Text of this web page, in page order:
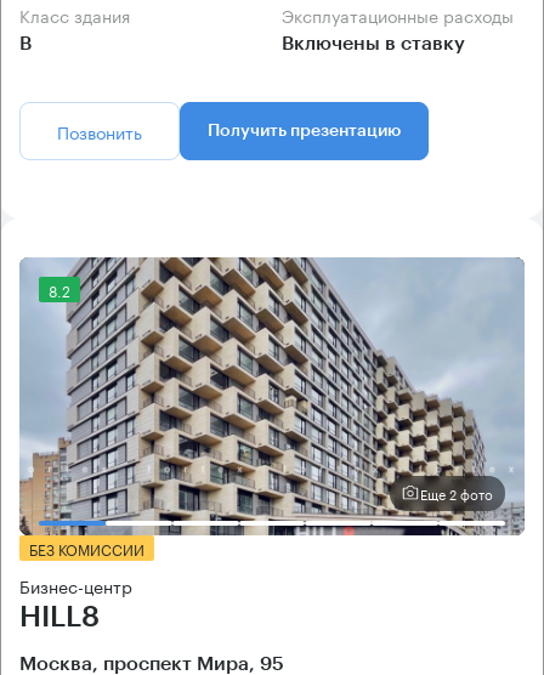
Класс здания
B
Эксплуатационные расходы
Включены в ставку
Позвонить Получить презентацию
8.2
Еще 2 фото
БЕЗ КОМИССИИ
Бизнес-центр
HILL8
Москва, проспект Мира, 95